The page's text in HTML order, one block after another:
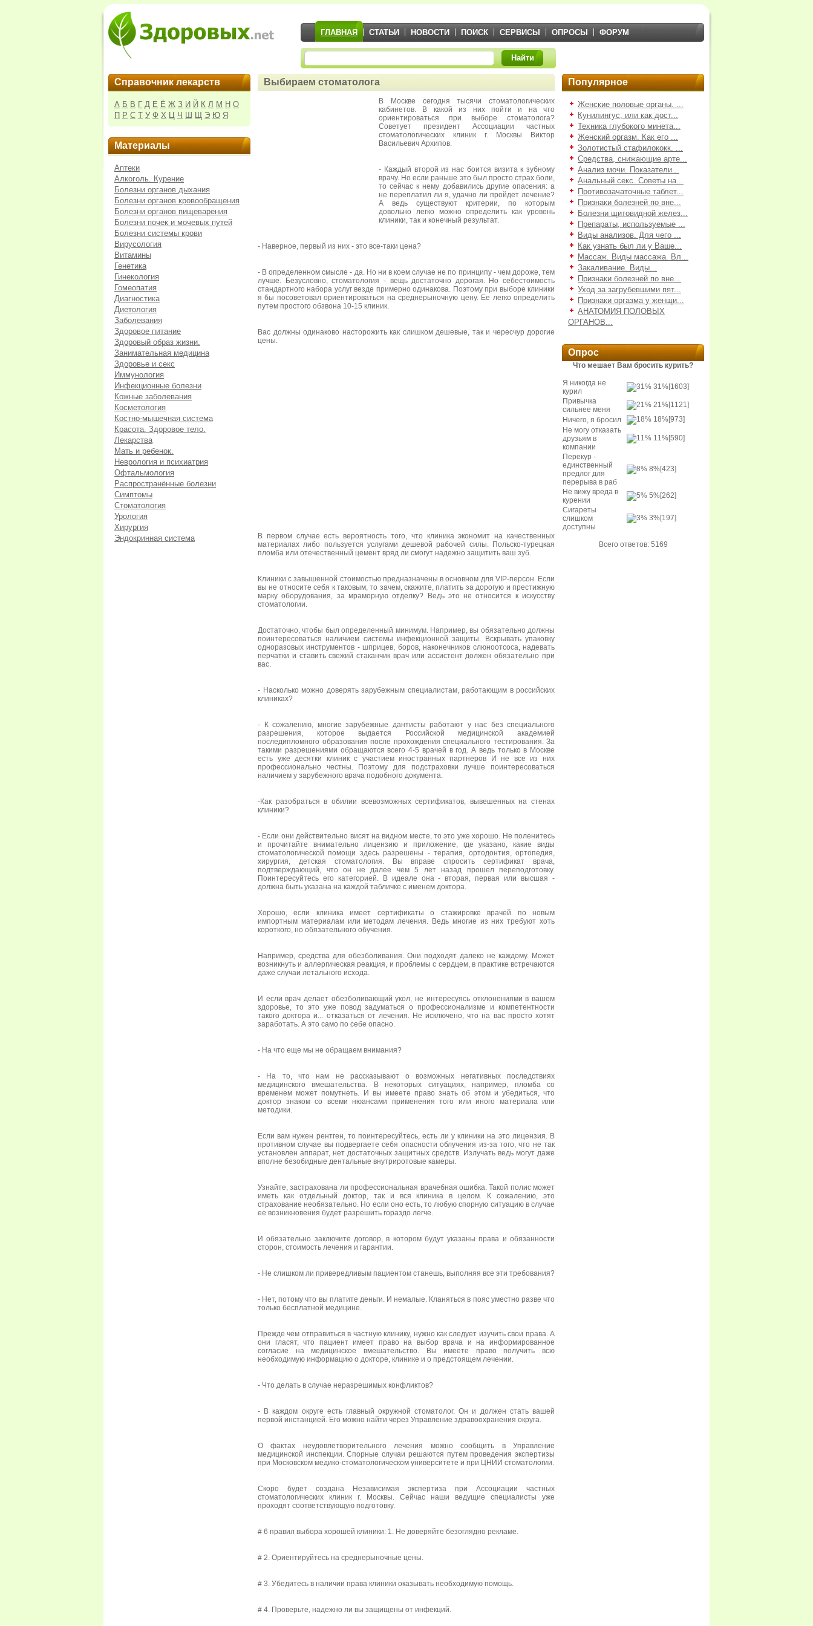
ГЛАВНАЯ СТАТЬИ НОВОСТИ ПОИСК СЕРВИСЫ ОПРОСЫ ФОРУМ
Найти
Справочник лекарств
А Б В Г Д Е Ё Ж З И Й К Л М Н О
П Р С Т У Ф Х Ц Ч Ш Щ Э Ю Я
Материалы
Аптеки
Алкоголь. Курение
Болезни органов дыхания
Болезни органов кровообращения
Болезни органов пищеварения
Болезни почек и мочевых путей
Болезни системы крови
Вирусология
Витамины
Генетика
Гинекология
Гомеопатия
Диагностика
Диетология
Заболевания
Здоровое питание
Здоровый образ жизни.
Занимательная медицина
Здоровье и секс
Иммунология
Инфекционные болезни
Кожные заболевания
Косметология
Костно-мышечная система
Красота. Здоровое тело.
Лекарства
Мать и ребенок.
Неврология и психиатрия
Офтальмология
Распространённые болезни
Симптомы
Стоматология
Урология
Хирургия
Эндокринная система
Выбираем стоматолога
В Москве сегодня тысячи стоматологических
кабинетов. В какой из них пойти и на что
ориентироваться при выборе стоматолога?
Советует президент Ассоциации частных
стоматологических клиник г. Москвы Виктор
Васильевич Архипов.
- Каждый второй из нас боится визита к зубному
врачу. Но если раньше это был просто страх боли,
то сейчас к нему добавились другие опасения: а
не переплатил ли я, удачно ли пройдет лечение?
А ведь существуют критерии, по которым
довольно легко можно определить как уровень
клиники, так и конечный результат.
- Наверное, первый из них - это все-таки цена?
- В определенном смысле - да. Но ни в коем случае не по принципу - чем дороже, тем
лучше. Безусловно, стоматология - вещь достаточно дорогая. Но себестоимость
стандартного набора услуг везде примерно одинакова. Поэтому при выборе клиники
я бы посоветовал ориентироваться на среднерыночную цену. Ее легко определить
путем простого обзвона 10-15 клиник.
Вас должны одинаково насторожить как слишком дешевые, так и чересчур дорогие
цены.
В первом случае есть вероятность того, что клиника экономит на качественных
материалах либо пользуется услугами дешевой рабочей силы. Польско-турецкая
пломба или отечественный цемент вряд ли смогут надежно защитить ваш зуб.
Клиники с завышенной стоимостью предназначены в основном для VIР-персон. Если
вы не относите себя к таковым, то зачем, скажите, платить за дорогую и престижную
марку оборудования, за мраморную отделку? Ведь это не относится к искусству
стоматологии.
Достаточно, чтобы был определенный минимум. Например, вы обязательно должны
поинтересоваться наличием системы инфекционной защиты. Вскрывать упаковку
одноразовых инструментов - шприцев, боров, наконечников слюноотсоса, надевать
перчатки и ставить свежий стаканчик врач или ассистент должен обязательно при
вас.
- Насколько можно доверять зарубежным специалистам, работающим в российских
клиниках?
- К сожалению, многие зарубежные дантисты работают у нас без специального
разрешения, которое выдается Российской медицинской академией
последипломного образования после прохождения специального тестирования. За
такими разрешениями обращаются всего 4-5 врачей в год. А ведь только в Москве
есть уже десятки клиник с участием иностранных партнеров И не все из них
профессионально честны. Поэтому для подстраховки лучше поинтересоваться
наличием у зарубежного врача подобного документа.
-Как разобраться в обилии всевозможных сертификатов, вывешенных на стенах
клиники?
- Если они действительно висят на видном месте, то это уже хорошо. Не поленитесь
и прочитайте внимательно лицензию и приложение, где указано, какие виды
стоматологической помощи здесь разрешены - терапия, ортодонтия, ортопедия,
хирургия, детская стоматология. Вы вправе спросить сертификат врача,
подтверждающий, что он не далее чем 5 лет назад прошел переподготовку.
Поинтересуйтесь его категорией. В идеале она - вторая, первая или высшая -
должна быть указана на каждой табличке с именем доктора.
Хорошо, если клиника имеет сертификаты о стажировке врачей по новым
импортным материалам или методам лечения. Ведь многие из них требуют хоть
короткого, но обязательного обучения.
Например, средства для обезболивания. Они подходят далеко не каждому. Может
возникнуть и аллергическая реакция, и проблемы с сердцем, в практике встречаются
даже случаи летального исхода.
И если врач делает обезболивающий укол, не интересуясь отклонениями в вашем
здоровье, то это уже повод задуматься о профессионализме и компетентности
такого доктора и... отказаться от лечения. Не исключено, что на вас просто хотят
заработать. А это само по себе опасно.
- На что еще мы не обращаем внимания?
- На то, что нам не рассказывают о возможных негативных последствиях
медицинского вмешательства. В некоторых ситуациях, например, пломба со
временем может помутнеть. И вы имеете право знать об этом и убедиться, что
доктор знаком со всеми нюансами применения того или иного материала или
методики.
Если вам нужен рентген, то поинтересуйтесь, есть ли у клиники на это лицензия. В
противном случае вы подвергаете себя опасности облучения из-за того, что не так
установлен аппарат, нет достаточных защитных средств. Излучать ведь могут даже
вполне безобидные дентальные внутриротовые камеры.
Узнайте, застрахована ли профессиональная врачебная ошибка. Такой полис может
иметь как отдельный доктор, так и вся клиника в целом. К сожалению, это
страхование необязательно. Но если оно есть, то любую спорную ситуацию в случае
ее возникновения будет разрешить гораздо легче.
И обязательно заключите договор, в котором будут указаны права и обязанности
сторон, стоимость лечения и гарантии.
- Не слишком ли привередливым пациентом станешь, выполняя все эти требования?
- Нет, потому что вы платите деньги. И немалые. Кланяться в пояс уместно разве что
только бесплатной медицине.
Прежде чем отправиться в частную клинику, нужно как следует изучить свои права. А
они гласят, что пациент имеет право на выбор врача и на информированное
согласие на медицинское вмешательство. Вы имеете право получить всю
необходимую информацию о докторе, клинике и о предстоящем лечении.
- Что делать в случае неразрешимых конфликтов?
- В каждом округе есть главный окружной стоматолог. Он и должен стать вашей
первой инстанцией. Его можно найти через Управление здравоохранения округа.
О фактах неудовлетворительного лечения можно сообщить в Управление
медицинской инспекции. Спорные случаи решаются путем проведения экспертизы
при Московском медико-стоматологическом университете и при ЦНИИ стоматологии.
Скоро будет создана Независимая экспертиза при Ассоциации частных
стоматологических клиник г. Москвы. Сейчас наши ведущие специалисты уже
проходят соответствующую подготовку.
# 6 правил выбора хорошей клиники: 1. Не доверяйте безоглядно рекламе.
# 2. Ориентируйтесь на среднерыночные цены.
# 3. Убедитесь в наличии права клиники оказывать необходимую помощь.
# 4. Проверьте, надежно ли вы защищены от инфекций.
Популярное
Женские половые органы. ...
Кунилингус, или как дост...
Техника глубокого минета...
Женский оргазм. Как его ...
Золотистый стафилококк. ...
Средства, снижающие арте...
Анализ мочи. Показатели...
Анальный секс. Советы на...
Противозачаточные таблет...
Признаки болезней по вне...
Болезни щитовидной желез...
Препараты, используемые ...
Виды анализов. Для чего ...
Как узнать был ли у Ваше...
Массаж. Виды массажа. Вл...
Закаливание. Виды...
Признаки болезней по вне...
Уход за загрубевшими пят...
Признаки оргазма у женщи...
АНАТОМИЯ ПОЛОВЫХ
ОРГАНОВ...
Опрос
Что мешает Вам бросить курить?
Я никогда не
курил
31%[1603]
Привычка
сильнее меня
21%[1121]
Ничего, я бросил
18%[973]
Не могу отказать
друзьям в
компании
11%[590]
Перекур -
единственный
предлог для
перерыва в раб
8%[423]
Не вижу вреда в
курении
5%[262]
Сигареты
слишком
доступны
3%[197]
Всего ответов: 5169